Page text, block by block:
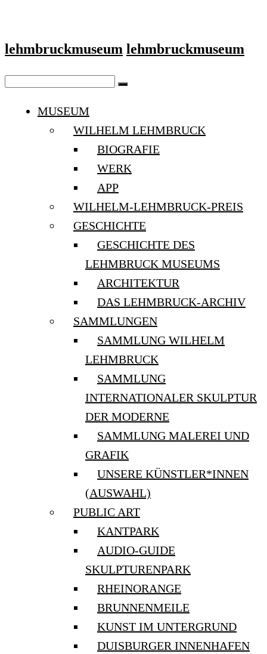
lehmbruckmuseum lehmbruckmuseum
MUSEUM
WILHELM LEHMBRUCK
BIOGRAFIE
WERK
APP
WILHELM-LEHMBRUCK-PREIS
GESCHICHTE
GESCHICHTE DES
LEHMBRUCK MUSEUMS
ARCHITEKTUR
DAS LEHMBRUCK-ARCHIV
SAMMLUNGEN
SAMMLUNG WILHELM
LEHMBRUCK
SAMMLUNG
INTERNATIONALER SKULPTUR
DER MODERNE
SAMMLUNG MALEREI UND
GRAFIK
UNSERE KÜNSTLER*INNEN
(AUSWAHL)
PUBLIC ART
KANTPARK
AUDIO-GUIDE
SKULPTURENPARK
RHEINORANGE
BRUNNENMEILE
KUNST IM UNTERGRUND
DUISBURGER INNENHAFEN